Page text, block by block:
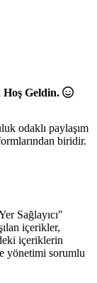
Hoş Geldin.
odaklı paylaşım
biridir.
Sağlayıcı"
içerikler,
içeriklerin
yönetimi sorumlu